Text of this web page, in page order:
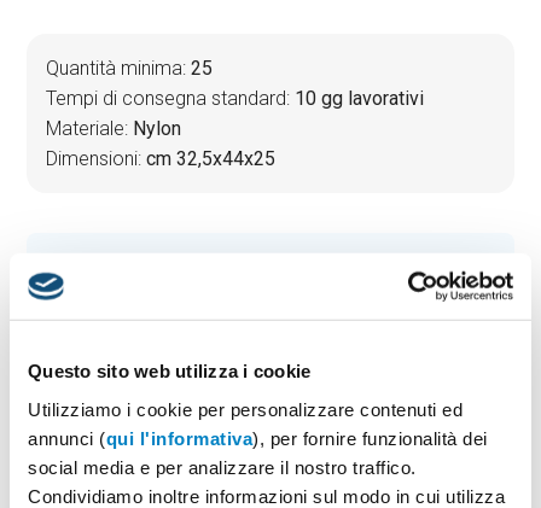
Questo sito web utilizza i cookie
Utilizziamo i cookie per personalizzare contenuti ed
annunci (qui l'informativa), per fornire funzionalità dei
social media e per analizzare il nostro traffico.
Condividiamo inoltre informazioni sul modo in cui utilizza
Quantità minima:25
Tempi di consegna standard: 10 gg lavorativi
Materiale: Nylon
Dimensioni:cm 32,5x44x25
PREVENTIVO & BOZZA GRATUITA
Potrai indicare successivamente la suddivisione per
taglie e colore
Seleziona il colore: